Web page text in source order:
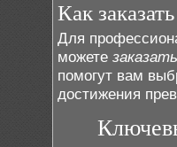
Как
Для
можете
помогут вам
достижения